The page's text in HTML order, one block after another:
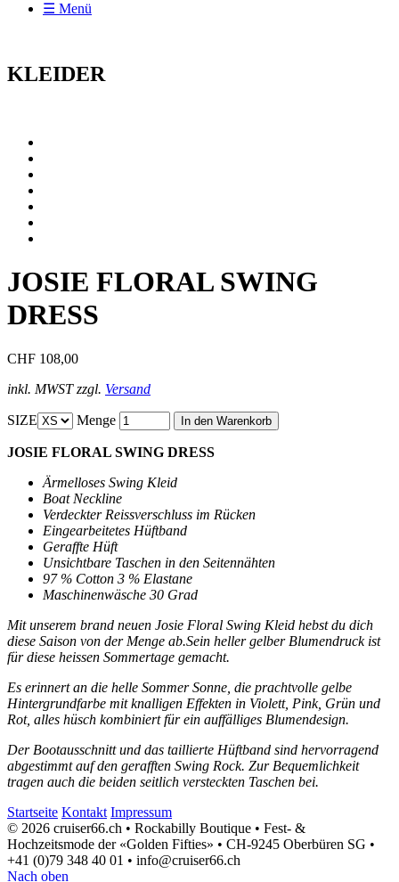
☰ Menü
KLEIDER
JOSIE FLORAL SWING
DRESS
CHF 108,00
inkl. MWST zzgl. Versand
SIZE Menge
JOSIE FLORAL SWING DRESS
Ärmelloses Swing Kleid
Boat Neckline
Verdeckter Reissverschluss im Rücken
Eingearbeitetes Hüftband
Geraffte Hüft
Unsichtbare Taschen in den Seitennähten
97 % Cotton 3 % Elastane
Maschinenwäsche 30 Grad
Mit unserem brand neuen Josie Floral Swing Kleid hebst du dich
diese Saison von der Menge ab.Sein heller gelber Blumendruck ist
für diese heissen Sommertage gemacht.
Es erinnert an die helle Sommer Sonne, die prachtvolle gelbe
Hintergrundfarbe mit knalligen Effekten in Violett, Pink, Grün und
Rot, alles hüsch kombiniert für ein auffälliges Blumendesign.
Der Bootausschnitt und das taillierte Hüftband sind hervorragend
abgestimmt auf den gerafften Swing Rock. Zur Bequemlichkeit
tragen auch die beiden seitlich versteckten Taschen bei.
Startseite Kontakt Impressum
© 2026 cruiser66.ch • Rockabilly Boutique • Fest- &
Hochzeitsmode der «Golden Fifties» • CH-9245 Oberbüren SG •
+41 (0)79 348 40 01 • info@cruiser66.ch
Nach oben